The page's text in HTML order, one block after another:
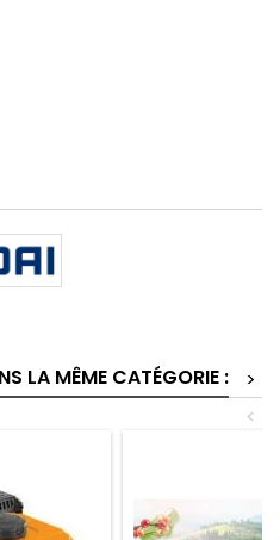
LA MÊME CATÉGORIE :
>
<